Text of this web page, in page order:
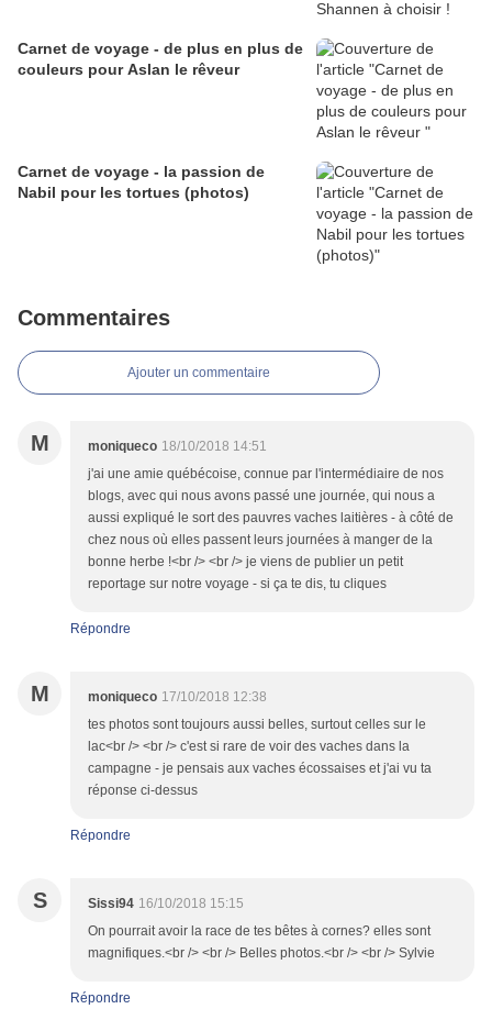
Carnet de voyage - de plus en plus de
couleurs pour Aslan le rêveur
Carnet de voyage - la passion de
Nabil pour les tortues (photos)
Commentaires
Ajouter un commentaire
M moniqueco 18/10/2018 14:51
j'ai une amie québécoise, connue par l'intermédiaire de nos
blogs, avec qui nous avons passé une journée, qui nous a
aussi expliqué le sort des pauvres vaches laitières - à côté de
chez nous où elles passent leurs journées à manger de la
bonne herbe !<br /> <br /> je viens de publier un petit
reportage sur notre voyage - si ça te dis, tu cliques
Répondre
M moniqueco 17/10/2018 12:38
tes photos sont toujours aussi belles, surtout celles sur le
lac<br /> <br /> c'est si rare de voir des vaches dans la
campagne - je pensais aux vaches écossaises et j'ai vu ta
réponse ci-dessus
Répondre
S Sissi94 16/10/2018 15:15
On pourrait avoir la race de tes bêtes à cornes? elles sont
magnifiques.<br /> <br /> Belles photos.<br /> <br /> Sylvie
Répondre